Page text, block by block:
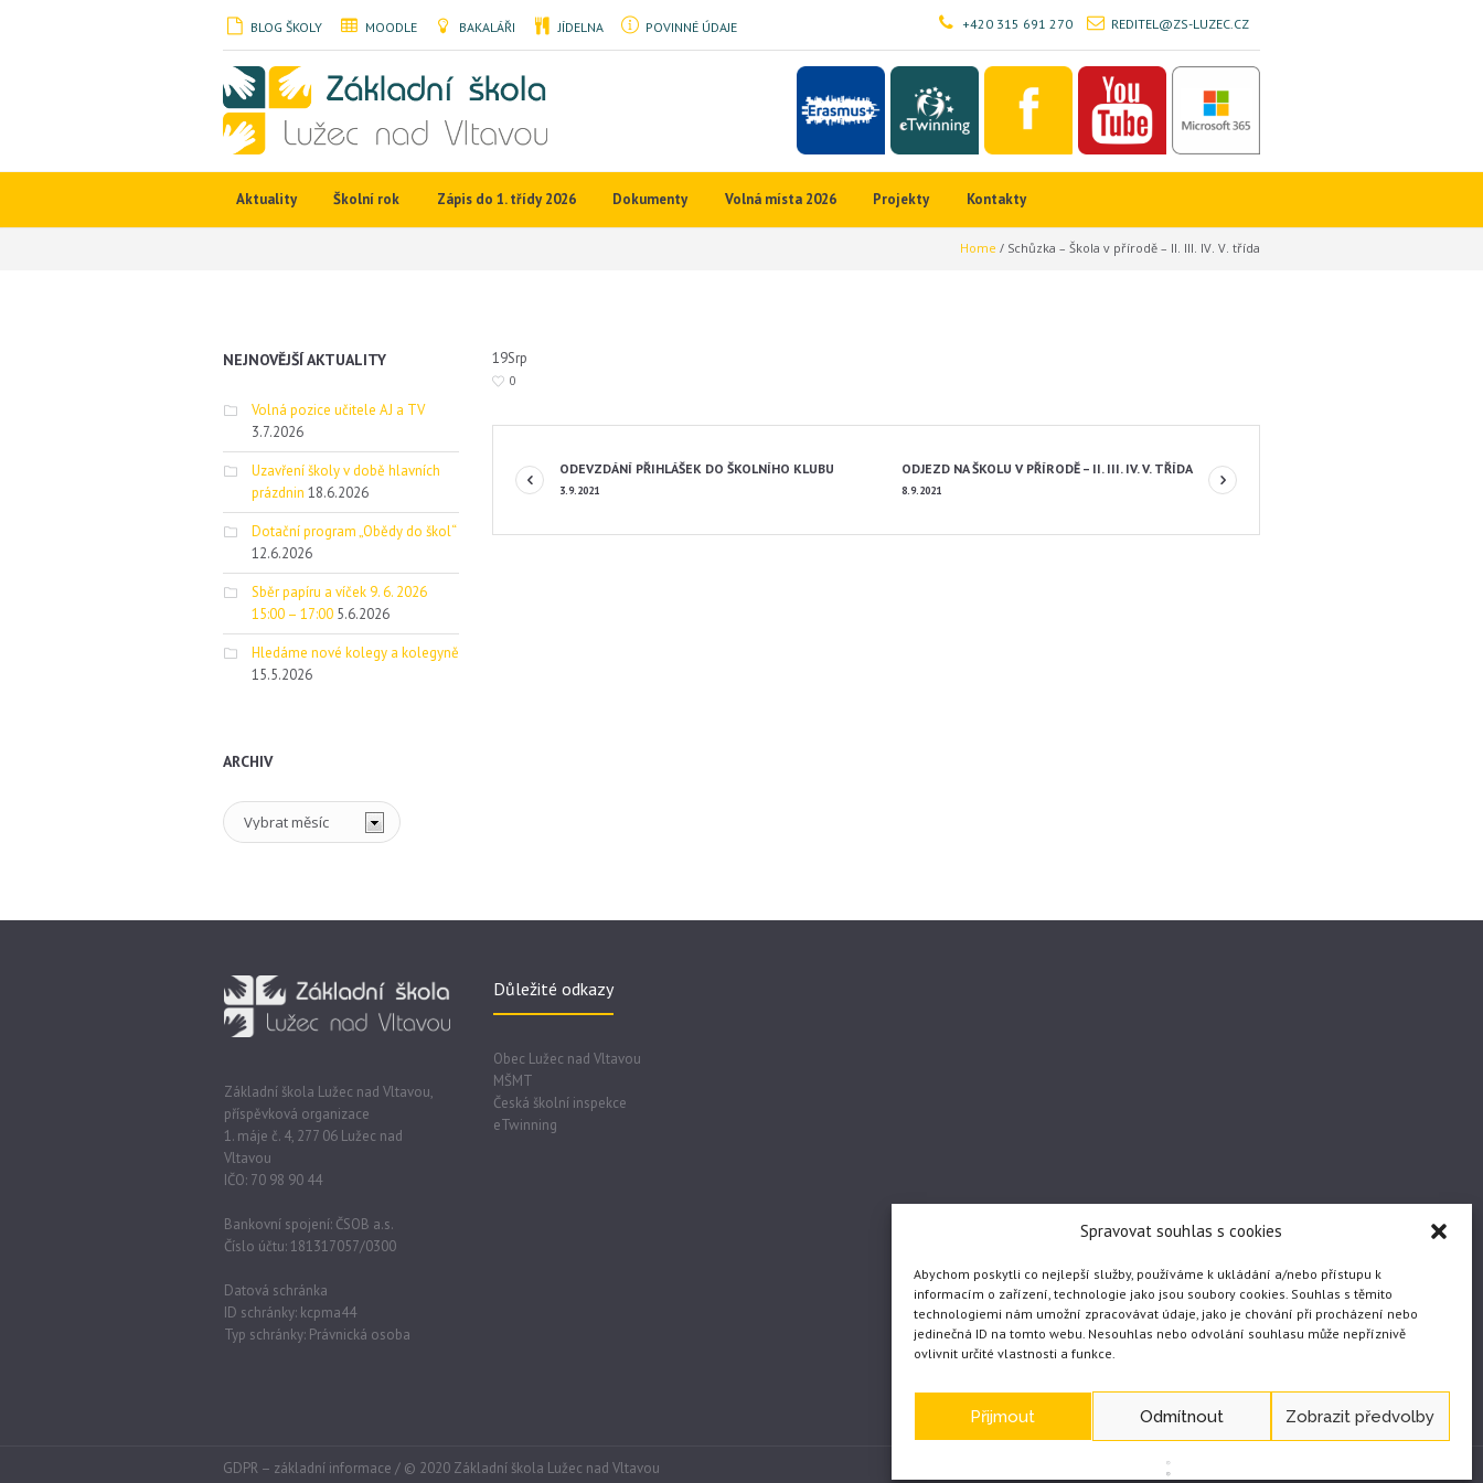
Spravovat souhlas s cookies
Abychom poskytli co nejlepší služby, používáme k ukládání a/nebo přístupu k
informacím o zařízení, technologie jako jsou soubory cookies. Souhlas s těmito
technologiemi nám umožní zpracovávat údaje, jako je chování při procházení nebo
jedinečná ID na tomto webu. Nesouhlas nebo odvolání souhlasu může nepříznivě
ovlivnit určité vlastnosti a funkce.
Přijmout Odmítnout Zobrazit předvolby
BLOG ŠKOLY MOODLE BAKALÁŘI JÍDELNA POVINNÉ ÚDAJE REDITEL@ZS-LUZEC.CZ
+420 315 691 270
Aktuality Školní rok Zápis do 1. třídy 2026 Dokumenty Volná místa 2026 Projekty Kontakty
Home / Schůzka – Škola v přírodě – II. III. IV. V. třída
19Srp
0
ODEVZDÁNÍ PŘIHLÁŠEK DO ŠKOLNÍHO KLUBU
3.9.2021
ODJEZD NA ŠKOLU V PŘÍRODĚ – II. III. IV. V. TŘÍDA
8.9.2021
NEJNOVĚJŠÍ AKTUALITY
Volná pozice učitele AJ a TV
3.7.2026
Uzavření školy v době hlavních
prázdnin 18.6.2026
Dotační program „Obědy do škol“
12.6.2026
Sběr papíru a víček 9. 6. 2026
15:00 – 17:00 5.6.2026
Hledáme nové kolegy a kolegyně
15.5.2026
ARCHIV
Archiv
Základní škola Lužec nad Vltavou,
příspěvková organizace
1. máje č. 4, 277 06 Lužec nad
Vltavou
IČO: 70 98 90 44
Bankovní spojení: ČSOB a.s.
Číslo účtu: 181317057/0300
Datová schránka
ID schránky: kcpma44
Typ schránky: Právnická osoba
Důležité odkazy
Obec Lužec nad Vltavou
MŠMT
Česká školní inspekce
eTwinning
WEB vytvořil JČ
GDPR – základní informace / © 2020 Základní škola Lužec nad Vltavou